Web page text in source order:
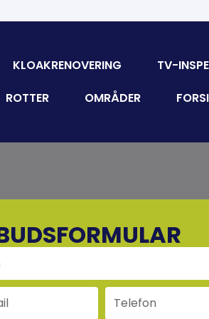
KLOAKRENOVERING
TV-
ROTTER
OMRÅDER